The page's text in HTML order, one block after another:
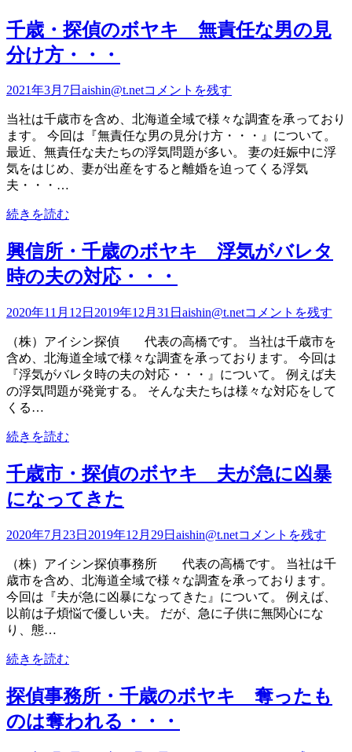
千歳・探偵のボヤキ 無責任な男の見
分け方・・・
2021年3月7日 aishin@t.netコメントを残す
当社は千歳市を含め、北海道全域で様々な調査を承っており
ます。 今回は『無責任な男の見分け方・・・』について。
最近、無責任な夫たちの浮気問題が多い。 妻の妊娠中に浮
気をはじめ、妻が出産をすると離婚を迫ってくる浮気
夫・・・…
続きを読む
興信所・千歳のボヤキ 浮気がバレタ
時の夫の対応・・・
2020年11月12日 2019年12月31日 aishin@t.netコメントを残す
（株）アイシン探偵 代表の高橋です。 当社は千歳市を
含め、北海道全域で様々な調査を承っております。 今回は
『浮気がバレタ時の夫の対応・・・』について。 例えば夫
の浮気問題が発覚する。 そんな夫たちは様々な対応をして
くる…
続きを読む
千歳市・探偵のボヤキ 夫が急に凶暴
になってきた
2020年7月23日 2019年12月29日 aishin@t.netコメントを残す
（株）アイシン探偵事務所 代表の高橋です。 当社は千
歳市を含め、北海道全域で様々な調査を承っております。
今回は『夫が急に凶暴になってきた』について。 例えば、
以前は子煩悩で優しい夫。 だが、急に子供に無関心にな
り、態…
続きを読む
探偵事務所・千歳のボヤキ 奪ったも
のは奪われる・・・